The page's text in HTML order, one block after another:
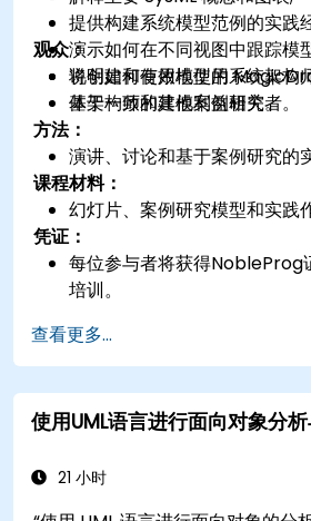
提供构建系统模型范例的实践
演示如何在不同视图中跟踪模
说明如何有效地使用
基于一致的建模案例研究。
观众：
将创建和使用模型的系统架构
体架构师和其他利益相关者。
方法：
演讲、讨论和基于案例研究的
课程材料：
幻灯片、案例研究模型和实践
凭证：
每位参与者将获得NobleProg
培训。
查看更多...
使用UML语言进行面向对象分
21 小时